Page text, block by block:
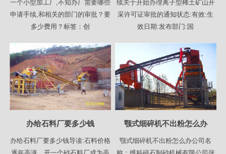
一个小型加工厂,不知办厂需要哪些
申请手续,和相关的部门的审批？要
多少费用？标签：创
续关于开始办理离子型稀土矿山开
采许可证审批的通知状态:有效:生
效日期:发布部门:国
办给石料厂要多少钱
办给石料厂要多少钱导读:石料价格
颚式细碎机不出粉怎么办
颚式细碎机不出粉怎么办公司名